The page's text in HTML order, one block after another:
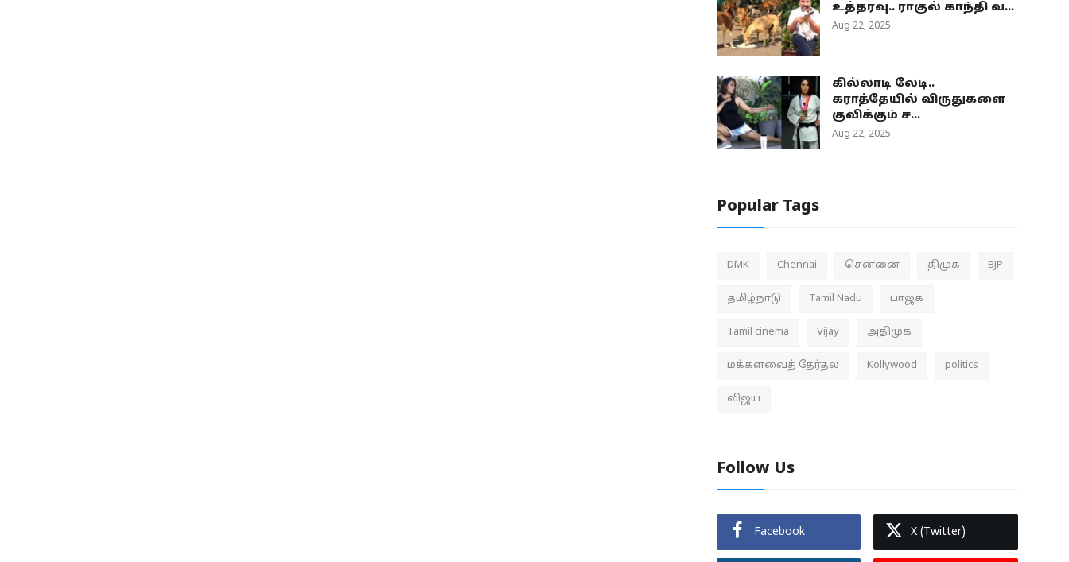
உத்தரவு.. ராகுல் காந்தி வ...
Aug 22, 2025
கில்லாடி லேடி..
கராத்தேயில் விருதுகளை
குவிக்கும் ச...
Aug 22, 2025
Popular Tags
DMK Chennai சென்னை திமுக BJP
தமிழ்நாடு Tamil Nadu பாஜக
Tamil cinema Vijay அதிமுக
மக்களவைத் தேர்தல் Kollywood politics
விஜய்
Follow Us
Facebook X (Twitter)